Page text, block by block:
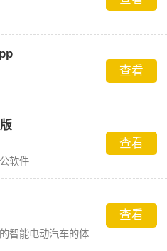
查看
软件
查看
智能电动汽车的体
查看